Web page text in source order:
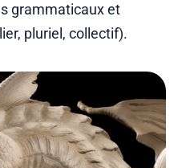
grammaticaux et
pluriel, collectif).